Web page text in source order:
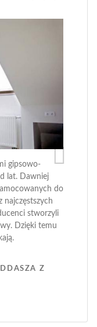
gipsowo-
lat. Dawniej
do
najczęstszych
stworzyli
Dzięki temu
Z